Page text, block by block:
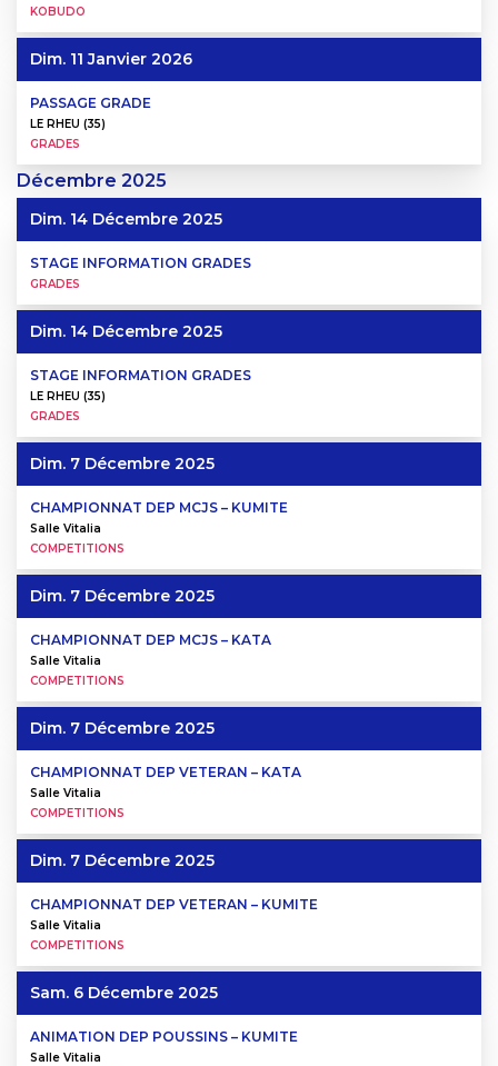
KOBUDO
Dim. 11 Janvier 2026
PASSAGE GRADE
LE RHEU (35)
GRADES
Décembre 2025
Dim. 14 Décembre 2025
STAGE INFORMATION GRADES
GRADES
Dim. 14 Décembre 2025
STAGE INFORMATION GRADES
LE RHEU (35)
GRADES
Dim. 7 Décembre 2025
CHAMPIONNAT DEP MCJS – KUMITE
Salle Vitalia
COMPETITIONS
Dim. 7 Décembre 2025
CHAMPIONNAT DEP MCJS – KATA
Salle Vitalia
COMPETITIONS
Dim. 7 Décembre 2025
CHAMPIONNAT DEP VETERAN – KATA
Salle Vitalia
COMPETITIONS
Dim. 7 Décembre 2025
CHAMPIONNAT DEP VETERAN – KUMITE
Salle Vitalia
COMPETITIONS
Sam. 6 Décembre 2025
ANIMATION DEP POUSSINS – KUMITE
Salle Vitalia